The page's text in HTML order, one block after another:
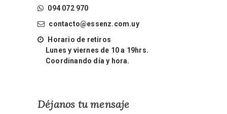
094 072 970
contacto@essenz.com.uy
Horario de retiros
Lunes y viernes de 10 a 19hrs.
Coordinando día y hora.
Déjanos tu mensaje